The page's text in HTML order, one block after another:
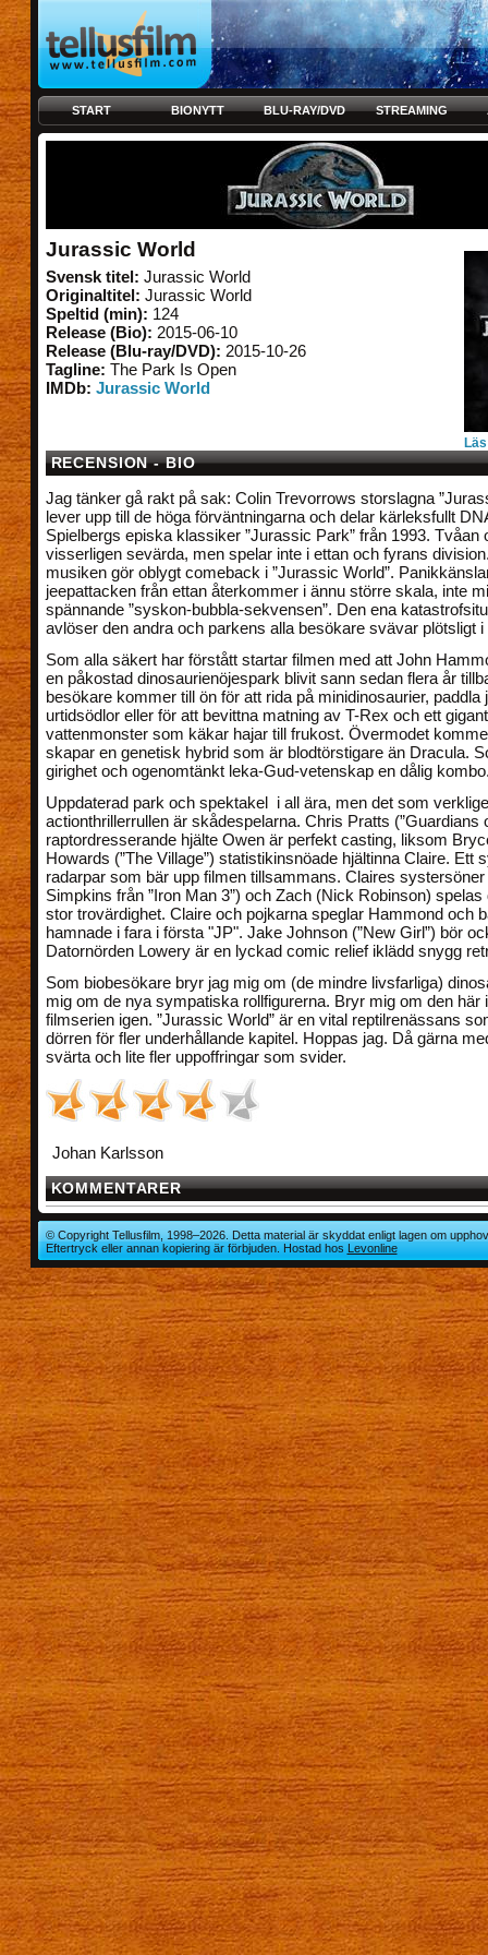
START BIONYTT BLU-RAY/DVD STREAMING
Jurassic World
Svensk titel: Jurassic World
Originaltitel: Jurassic World
Speltid (min): 124
Release (Bio): 2015-06-10
Release (Blu-ray/DVD): 2015-10-26
Tagline: The Park Is Open
IMDb: Jurassic World
RECENSION - BIO
Jag tänker gå rakt på sak: Colin Trevorrows storslagna
lever upp till de höga förväntningarna och delar kärleksfullt
Spielbergs episka klassiker ”Jurassic Park” från 1993. Tvåan
visserligen sevärda, men spelar inte i ettan och fyrans
musiken gör oblygt comeback i ”Jurassic World”.
jeepattacken från ettan återkommer i ännu större skala, inte
spännande ”syskon-bubbla-sekvensen”. Den ena
avlöser den andra och parkens alla besökare svävar plötsligt i
Som alla säkert har förstått startar filmen med att John
en påkostad dinosaurienöjespark blivit sann sedan flera år
besökare kommer till ön för att rida på minidinosaurier, paddla
urtidsödlor eller för att bevittna matning av T-Rex och ett
vattenmonster som käkar hajar till frukost. Övermodet
skapar en genetisk hybrid som är blodtörstigare än Dracula.
girighet och ogenomtänkt leka-Gud-vetenskap en dålig
Uppdaterad park och spektakel i all ära, men det som
actionthrillerrullen är skådespelarna. Chris Pratts (”Guardians
raptordresserande hjälte Owen är perfekt casting, liksom
Howards (”The Village”) statistikinsnöade hjältinna Claire. Ett
radarpar som bär upp filmen tillsammans. Claires
Simpkins från ”Iron Man 3”) och Zach (Nick Robinson)
stor trovärdighet. Claire och pojkarna speglar Hammond och
hamnade i fara i första "JP". Jake Johnson (”New Girl”) bör
Datornörden Lowery är en lyckad comic relief iklädd snygg
Som biobesökare bryr jag mig om (de mindre livsfarliga)
mig om de nya sympatiska rollfigurerna. Bryr mig om den här
filmserien igen. ”Jurassic World” är en vital reptilrenässans
dörren för fler underhållande kapitel. Hoppas jag. Då gärna
svärta och lite fler uppoffringar som svider.
Johan Karlsson
KOMMENTARER
© Copyright Tellusfilm, 1998–2026. Detta material är skyddat enligt lagen om
Eftertryck eller annan kopiering är förbjuden. Hostad hosLevonline